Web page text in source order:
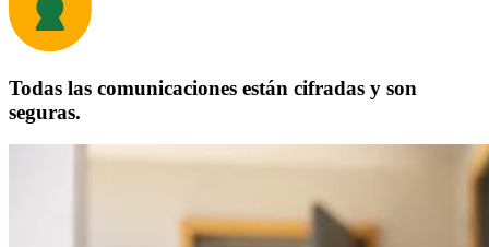
Todas las comunicaciones están cifradas y son
seguras.